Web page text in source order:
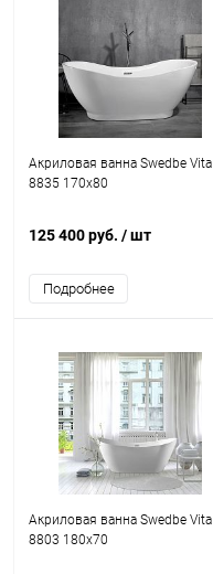
Акриловая ванна Swedbe Vita
8835 170x80
125 400 руб. / шт
Подробнее
Акриловая ванна Swedbe Vita
8803 180x70